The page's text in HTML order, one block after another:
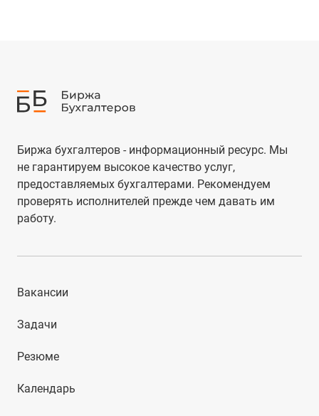
Биржа бухгалтеров - информационный ресурс. Мы
не гарантируем высокое качество услуг,
предоставляемых бухгалтерами. Рекомендуем
проверять исполнителей прежде чем давать им
работу.
Вакансии
Задачи
Резюме
Календарь